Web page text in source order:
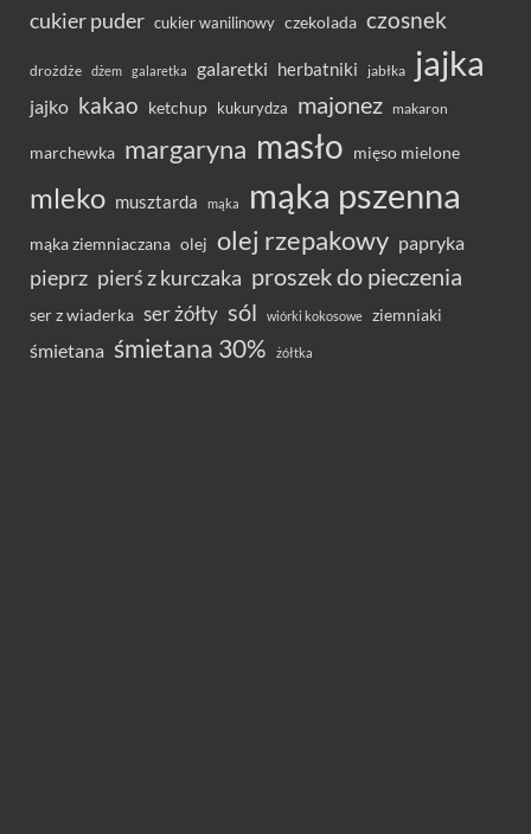
cukier puder cukier wanilinowy czekolada czosnek
drożdże dżem galaretka galaretki herbatniki jabłka jajka
jajko kakao ketchup kukurydza majonez makaron
marchewka margaryna masło mięso mielone
mleko musztarda mąka mąka pszenna
mąka ziemniaczana olej olej rzepakowy papryka
pieprz pierś z kurczaka proszek do pieczenia
ser z wiaderka ser żółty sól wiórki kokosowe ziemniaki
śmietana śmietana 30% żółtka